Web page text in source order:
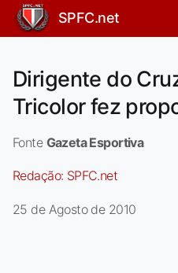
SPFC.net
Dirigente do
Tricolor fez
Fonte Gazeta Esportiva
Redação: SPFC.net
25 de Agosto de 2010